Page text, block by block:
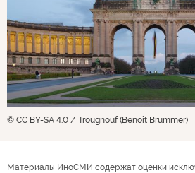
© CC BY-SA 4.0 / Trougnouf (Benoit Brummer)
Материалы ИноСМИ содержат оценки